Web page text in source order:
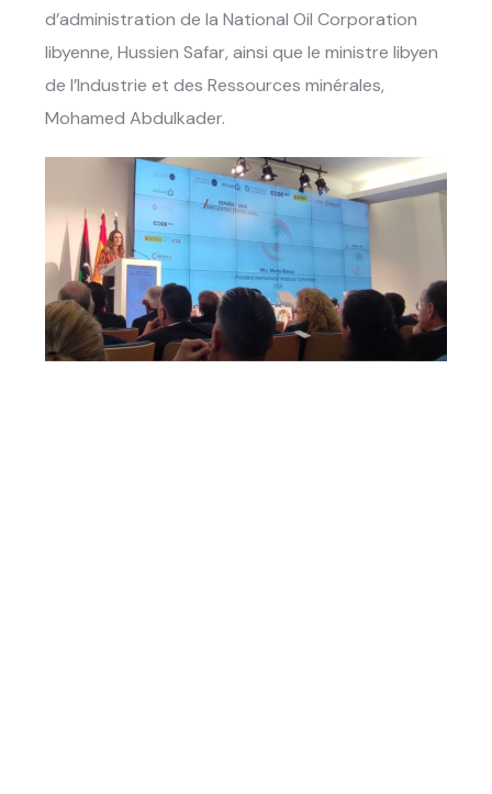
d’administration de la National Oil Corporation
libyenne, Hussien Safar, ainsi que le ministre libyen
de l’Industrie et des Ressources minérales,
Mohamed Abdulkader.